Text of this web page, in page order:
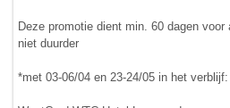
Deze promotie dient min. 60 dagen
niet duurder
*met 03-06/04 en 23-24/05 in het